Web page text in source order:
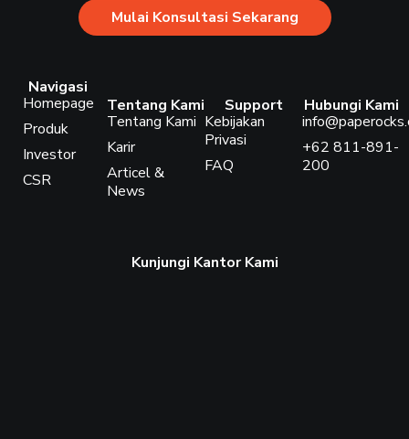
Mulai Konsultasi Sekarang
Navigasi
Homepage
Produk
Investor
CSR
Tentang Kami
Tentang Kami
Karir
Articel &
News
Support
Kebijakan
Privasi
FAQ
Hubungi Kami
+62 811-891-
200
Kunjungi Kantor Kami